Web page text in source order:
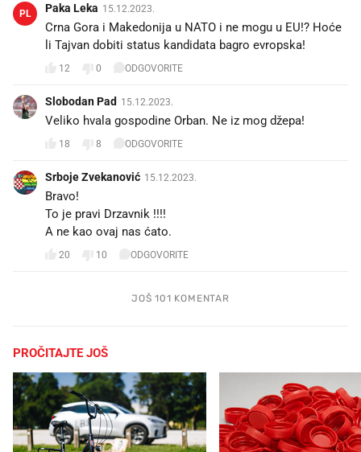
PL Paka Leka 15.12.2023.
Crna Gora i Makedonija u NATO i ne mogu u EU!? Hoće
li Tajvan dobiti status kandidata bagro evropska!
12 0 ODGOVORITE
Slobodan Pad 15.12.2023.
Veliko hvala gospodine Orban. Ne iz mog džepa!
18 8 ODGOVORITE
Srboje Zvekanović 15.12.2023.
Bravo!
To je pravi Drzavnik !!!!
A ne kao ovaj nas ćato.
20 10 ODGOVORITE
JOŠ 101 KOMENTAR
PROČITAJTE JOŠ